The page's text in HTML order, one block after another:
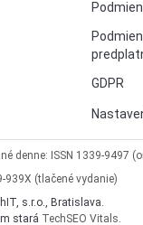
GDPR
denne: ISSN 1339-9497
939X (tlačené vydanie)
s.r.o., Bratislava.
stará TechSEO Vitals.